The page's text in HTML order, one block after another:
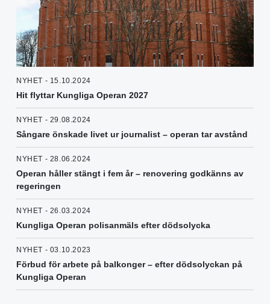
NYHET - 15.10.2024
Hit flyttar Kungliga Operan 2027
NYHET - 29.08.2024
Sångare önskade livet ur journalist – operan tar avstånd
NYHET - 28.06.2024
Operan håller stängt i fem år – renovering godkänns av
regeringen
NYHET - 26.03.2024
Kungliga Operan polisanmäls efter dödsolycka
NYHET - 03.10.2023
Förbud för arbete på balkonger – efter dödsolyckan på
Kungliga Operan